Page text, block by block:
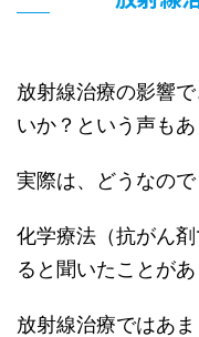
放射線治療の影響
いか？という声もあ
実際は、どうなので
化学療法（抗がん
ると聞いたことがあ
放射線治療ではあ